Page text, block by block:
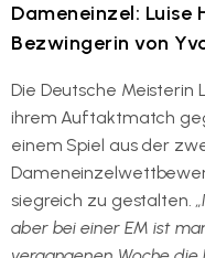
Dameneinzel: Luise
Bezwingerin von
Die Deutsche Meisterin
ihrem Auftaktmatch
einem Spiel aus der
siegreich zu gestalten.
aber bei einer EM ist